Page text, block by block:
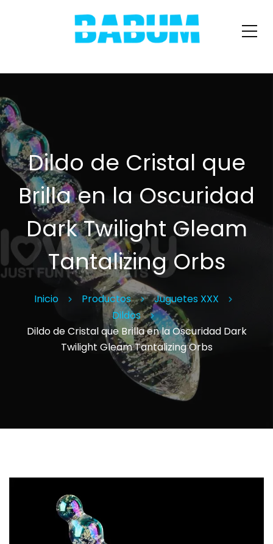
Dildo de Cristal que
Brilla en la Oscuridad
Dark Twilight Gleam
Tantalizing Orbs
Inicio Productos
Juguetes XXX
Dildos
Dildo de Cristal que Brilla en la Oscuridad Dark
Twilight Gleam Tantalizing Orbs